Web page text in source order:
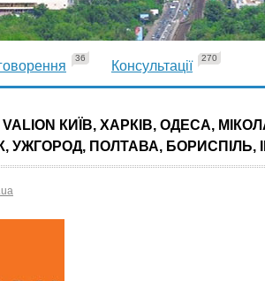
36
Консультації
270
КИЇВ, ХАРКІВ, ОДЕСА,
УЖГОРОД, ПОЛТАВА, БОРИСПІЛЬ,